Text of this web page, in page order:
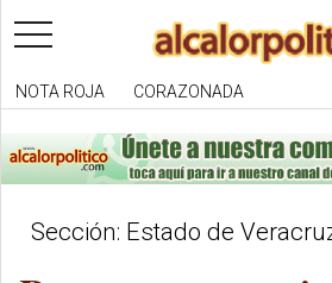
toggle
navigation
NOTA ROJA CORAZONADA
Sección: Estado de